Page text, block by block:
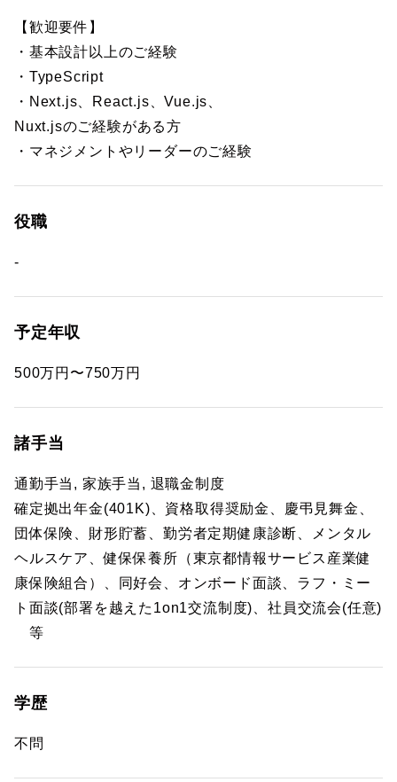
【歓迎要件】
・基本設計以上のご経験
・TypeScript
・Next.js、React.js、Vue.js、
Nuxt.jsのご経験がある方
・マネジメントやリーダーのご経験
役職
-
予定年収
500万円〜750万円
諸手当
通勤手当, 家族手当, 退職金制度
確定拠出年金(401K)、資格取得奨励金、慶弔見舞金、
団体保険、財形貯蓄、勤労者定期健康診断、メンタル
ヘルスケア、健保保養所（東京都情報サービス産業健
康保険組合）、同好会、オンボード面談、ラフ・ミー
ト面談(部署を越えた1on1交流制度)、社員交流会(任意)
等
学歴
不問